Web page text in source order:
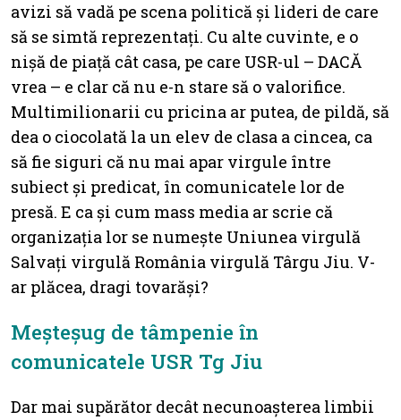
avizi să vadă pe scena politică și lideri de care
să se simtă reprezentați. Cu alte cuvinte, e o
nișă de piață cât casa, pe care USR-ul – DACĂ
vrea – e clar că nu e-n stare să o valorifice.
Multimilionarii cu pricina ar putea, de pildă, să
dea o ciocolată la un elev de clasa a cincea, ca
să fie siguri că nu mai apar virgule între
subiect și predicat, în comunicatele lor de
presă. E ca și cum mass media ar scrie că
organizația lor se numește Uniunea virgulă
Salvați virgulă România virgulă Târgu Jiu. V-
ar plăcea, dragi tovarăși?
Meșteșug de tâmpenie în
comunicatele USR Tg Jiu
Dar mai supărător decât necunoașterea limbii